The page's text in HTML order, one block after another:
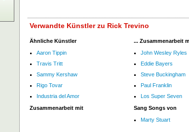
Verwandte Künstler zu Rick Trevino
Ähnliche Künstler
Aaron Tippin
Travis Tritt
Sammy Kershaw
Rigo Tovar
Industria del Amor
Zusammenarbeit mit
... Zusammenarbeit
John Wesley Ryles
Eddie Bayers
Steve Buckingham
Paul Franklin
Los Super Seven
Sang Songs von
Marty Stuart